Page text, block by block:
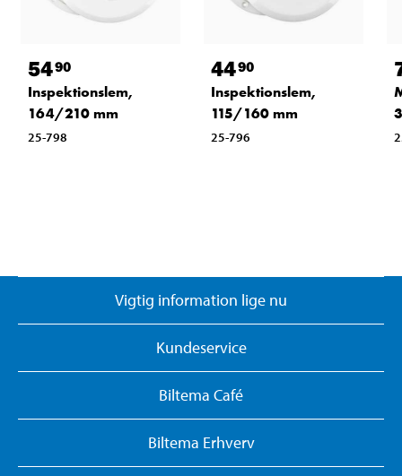
5490
Inspektionslem,
164/210 mm
25-798
4490
Inspektionslem,
115/160 mm
25-796
Vigtig information lige nu
Kundeservice
Biltema Café
Biltema Erhverv